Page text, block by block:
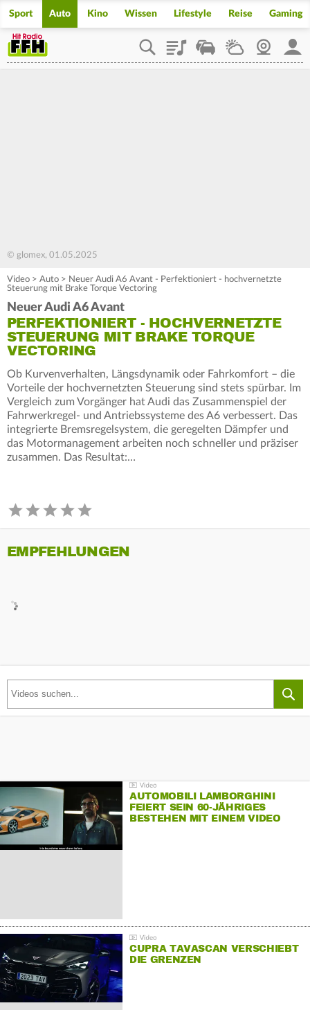
Sport Auto Kino Wissen Lifestyle Reise Gaming
PlaylistStaupilotWetterWebcam
© glomex, 01.05.2025
Video > Auto > Neuer Audi A6 Avant - Perfektioniert - hochvernetzte
Steuerung mit Brake Torque Vectoring
Neuer Audi A6 Avant
PERFEKTIONIERT - HOCHVERNETZTE
STEUERUNG MIT BRAKE TORQUE
VECTORING
Ob Kurvenverhalten, Längsdynamik oder Fahrkomfort – die
Vorteile der hochvernetzten Steuerung sind stets spürbar. Im
Vergleich zum Vorgänger hat Audi das Zusammenspiel der
Fahrwerkregel- und Antriebssysteme des A6 verbessert. Das
integrierte Bremsregelsystem, die geregelten Dämpfer und
das Motormanagement arbeiten noch schneller und präziser
zusammen. Das Resultat:…
EMPFEHLUNGEN
AUTOMOBILI LAMBORGHINI
FEIERT SEIN 60-JÄHRIGES
BESTEHEN MIT EINEM VIDEO
CUPRA TAVASCAN VERSCHIEBT
DIE GRENZEN